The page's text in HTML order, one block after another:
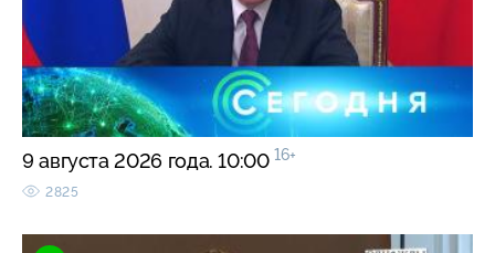
9 августа 2026 года. 10:00 16+
2825